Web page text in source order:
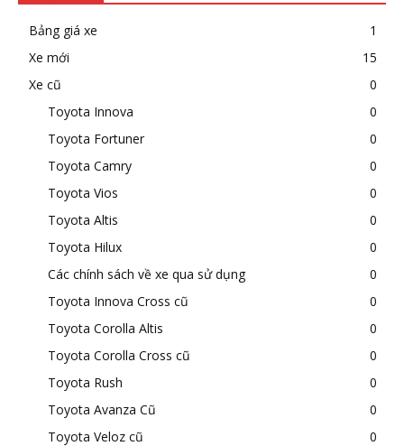
Bảng giá xe
1
Xe mới
15
Xe cũ
0
Toyota Innova
0
Toyota Fortuner
0
Toyota Camry
0
Toyota Vios
0
Toyota Altis
0
Toyota Hilux
0
Các chính sách về xe qua sử dụng
0
Toyota Innova Cross cũ
0
Toyota Corolla Altis
0
Toyota Corolla Cross cũ
0
Toyota Rush
0
Toyota Avanza Cũ
0
Toyota Veloz cũ
0